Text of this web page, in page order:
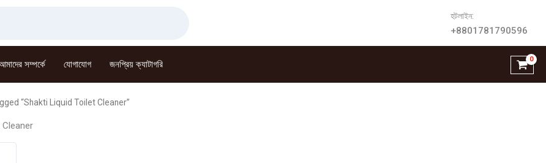
হটলাইন:
+8801781790596
সম্পর্কে যোগাযোগ জনপ্রিয় ক্যাটাগরি
“Shakti Liquid Toilet Cleaner”